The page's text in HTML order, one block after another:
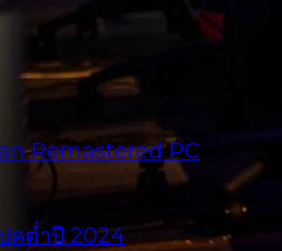
Remastered PC
คต่ำปี 2024